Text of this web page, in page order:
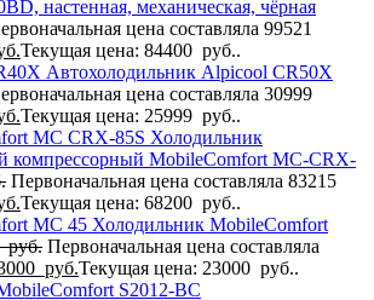
настенная, механическая, чёрная
цена составляла 99521
Текущая цена: 84400 руб..
Автохолодильник Alpicool CR50X
цена составляла 30999
Текущая цена: 25999 руб..
Холодильник
компрессорный MobileComfort MC-CRX-
Первоначальная цена составляла 83215
Текущая цена: 68200 руб..
Холодильник MobileComfort
руб. Первоначальная цена составляла
руб.Текущая цена: 23000 руб..